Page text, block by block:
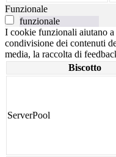
Funzionale
funzionale
I cookie funzionali aiutano
condivisione dei contenuti
media, la raccolta di
Biscotto
ServerPool